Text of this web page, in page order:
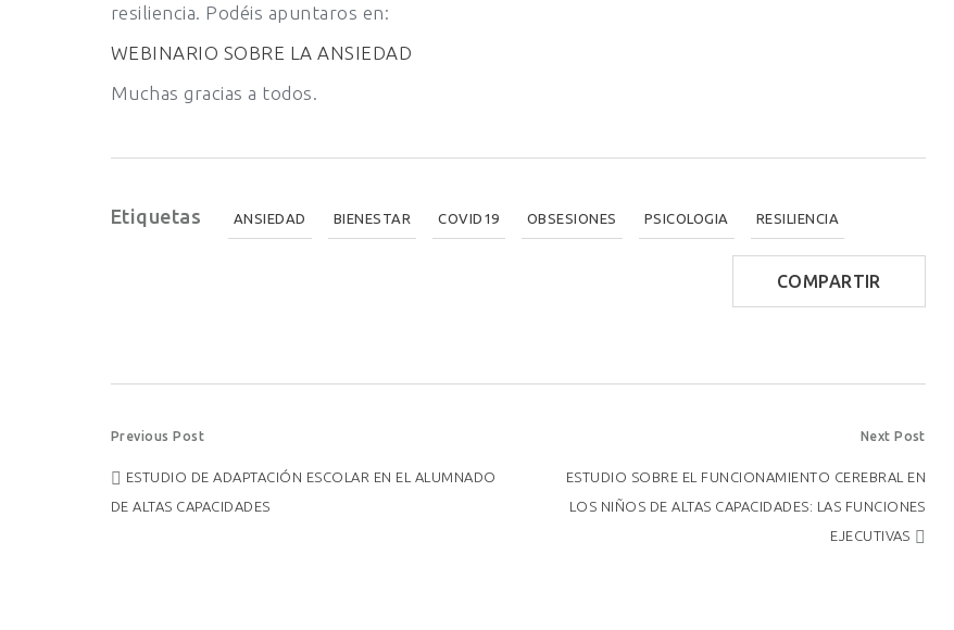
resiliencia. Podéis apuntaros en:
WEBINARIO SOBRE LA ANSIEDAD
Muchas gracias a todos.
Etiquetas ANSIEDAD BIENESTAR COVID19 OBSESIONES PSICOLOGIA RESILIENCIA
COMPARTIR
Post
navigation
Previous Post
ESTUDIO DE ADAPTACIÓN ESCOLAR EN EL ALUMNADO
DE ALTAS CAPACIDADES
Next Post
ESTUDIO SOBRE EL FUNCIONAMIENTO CEREBRAL EN
LOS NIÑOS DE ALTAS CAPACIDADES: LAS FUNCIONES
EJECUTIVAS